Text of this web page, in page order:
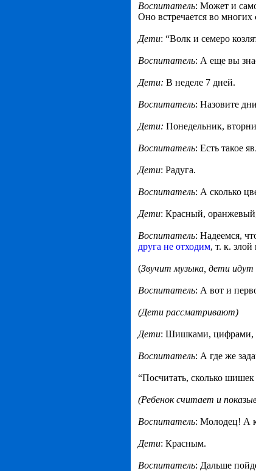
Воспитатель: Может и
Оно встречается во многих
Дети: “Волк и семеро
Воспитатель: А еще вы
Дети: В неделе 7 дней.
Воспитатель: Назовите
Дети: Понедельник,
Воспитатель: Есть такое
Дети: Радуга.
Воспитатель: А сколько
Дети: Красный,
Воспитатель: Надеемся,
друга не отходим, т. к.
(Звучит музыка, дети идут
Воспитатель: А вот и
(Дети рассматривают)
Дети: Шишками, цифрами,
Воспитатель: А где же
“Посчитать, сколько
(Ребенок считает и
Воспитатель: Молодец! А
Дети: Красным.
Воспитатель: Дальше